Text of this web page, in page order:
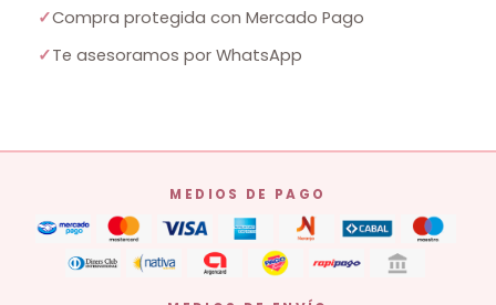
✓Compra protegida con Mercado Pago
✓Te asesoramos por WhatsApp
MEDIOS DE PAGO